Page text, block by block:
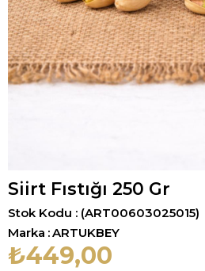
Siirt Fıstığı 250 Gr
Stok Kodu
(ART00603025015)
Marka :ARTUKBEY
₺449,00